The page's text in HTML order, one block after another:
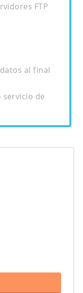
FTP
al final
servicio de